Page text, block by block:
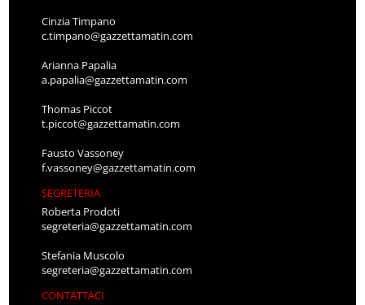
Cinzia Timpano
c.timpano@gazzettamatin.com
Arianna Papalia
a.papalia@gazzettamatin.com
Thomas Piccot
t.piccot@gazzettamatin.com
Fausto Vassoney
f.vassoney@gazzettamatin.com
SEGRETERIA
Roberta Prodoti
segreteria@gazzettamatin.com
Stefania Muscolo
segreteria@gazzettamatin.com
CONTATTACI